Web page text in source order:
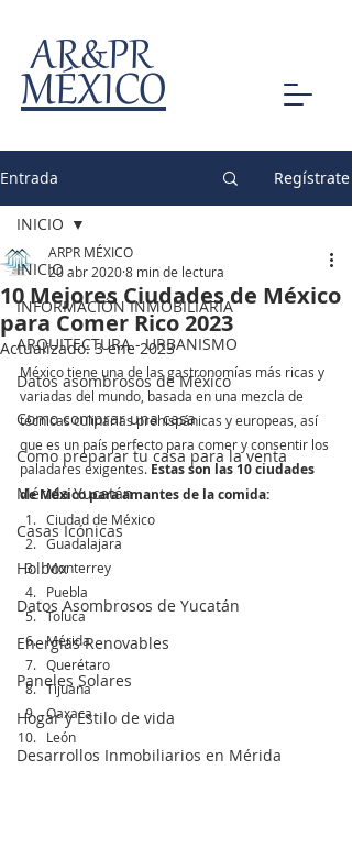
MÉXICO
AR&PR
Entrada Regístrate
INICIO
INFORMACIÓN INMOBILIARIA
ARQUITECTURA - URBANISMO
Datos asombrosos de México
Como comprar una casa
Como preparar tu casa para la venta
Mérida Yucatán
Casas Icónicas
Holbox
Datos Asombrosos de Yucatán
Energias Renovables
Paneles Solares
Hogar y Estilo de vida
Desarrollos Inmobiliarios en Mérida
INICIO
10 Mejores Ciudades de México
para Comer Rico 2023
ARPR MÉXICO
20 abr 20208 min de lectura
Actualizado: 3 ene 2023
México tiene una de las gastronomías más ricas y
variadas del mundo, basada en una mezcla de
técnicas culinarias prehispánicas y europeas, así
que es un país perfecto para comer y consentir los
paladares exigentes. Estas son las 10 ciudades
de México para amantes de la comida:
Ciudad de México
Guadalajara
Monterrey
Puebla
Toluca
Mérida
Querétaro
Tijuana
Oaxaca
León